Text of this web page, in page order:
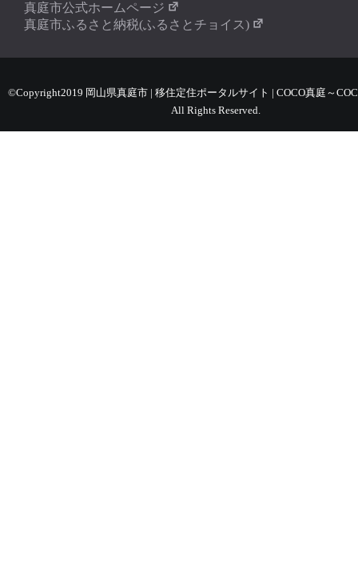
真庭市公式ホームページ
真庭市ふるさと納税(ふるさとチョイス)
©Copyright2019 岡山県真庭市 | 移住定住ポータルサイト | COCO真庭～
All Rights Reserved.